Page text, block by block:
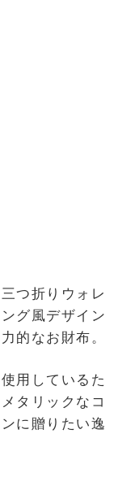
つ折りウォレ
グ風デザイン
的なお財布。
用しているた
タリックなコ
に贈りたい逸